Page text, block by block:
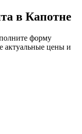
в Капотне
форму
актуальные цены и